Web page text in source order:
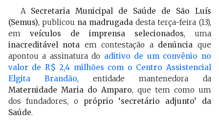
A Secretaria Municipal de Saúde de São Luís
(Semus), publicou na madrugada desta terça-feira (13),
em veículos de imprensa selecionados, uma
inacreditável nota em contestação a denúncia que
apontou a assinatura do aditivo de um convênio no
valor de R$ 2,4 milhões com o Centro Assistencial
Elgita Brandão, entidade mantenedora da
Maternidade Maria do Amparo, que tem como um
dos fundadores, o próprio ‘secretário adjunto’ da
Saúde.